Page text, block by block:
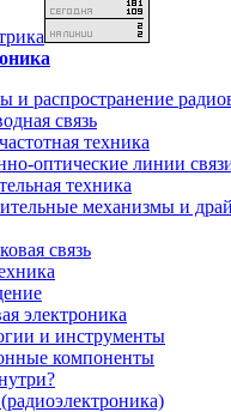
и распространение
связь
техника
оптические линии
техника
механизмы и
связь
электроника
и инструменты
компоненты